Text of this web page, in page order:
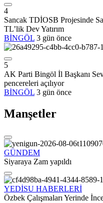
4
Sancak TDİOSB Projesinde
TL’lik Dev Yatırım
BİNGÖL 3 gün önce
5
AK Parti Bingöl İl Başkanı
pencereleri açılıyor
BİNGÖL 3 gün önce
Manşetler
GÜNDEM
Siyaraya Zam yapıldı
YEDİSU HABERLERİ
Özbek Çalışmaları Yerinde